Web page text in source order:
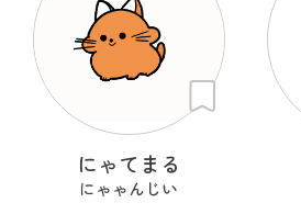
にゃてまる
にゃゃんじい